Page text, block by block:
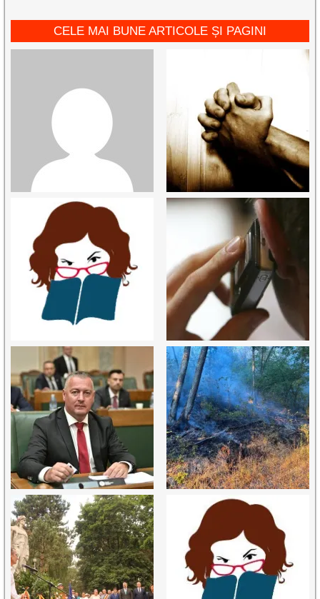
CELE MAI BUNE ARTICOLE ȘI PAGINI